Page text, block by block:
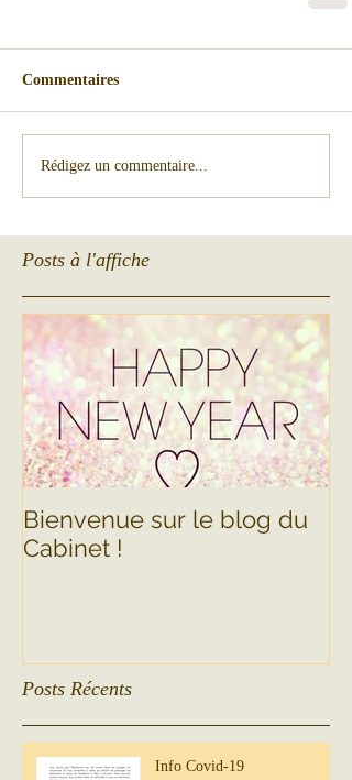
Commentaires
Rédigez un commentaire...
Posts à l'affiche
Bienvenue sur le blog du
Cabinet !
Posts Récents
Info Covid-19